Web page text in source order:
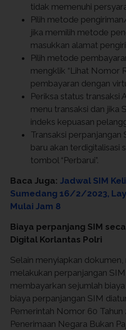
tidak memenuhi
Pilih metode
jika memilih metode
masukkan alamat
Pilih metode
mengklik “Lihat Nomor
pembayaran dengan
Periksa status transaksi
menu transaksi dan jika
indeks kepuasan
Transaksi perpanjangan
baru akan terdigitalisasi
tombol “Perbarui”.
Baca Juga: Jadwal SIM
Sumedang 16/2/2023,
Mulai Jam 8
Biaya perpanjang SIM
Digital Korlantas Polri
Selain menyiapkan
melakukan perpanjangan
membayarkan sejumlah
biaya perpanjangan SIM
Pemerintah Nomor 60 Tahun
Penerimaan Negara Bukan